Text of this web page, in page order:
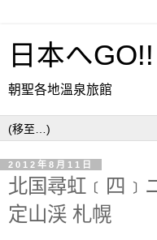
日本へGO!!
朝聖各地溫泉旅館
2012年8月11日
北国尋虹﹝四﹞
定山渓 札幌